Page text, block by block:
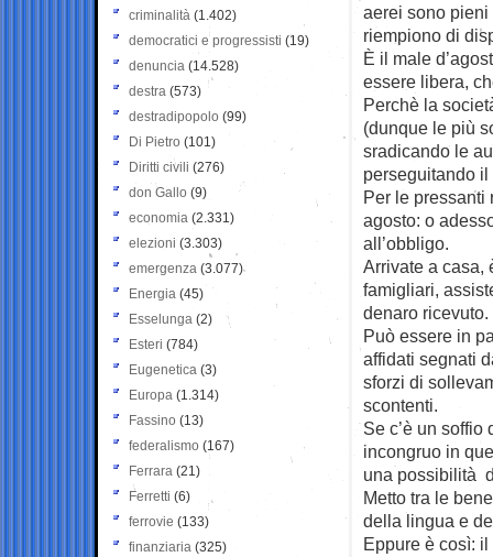
aerei sono
riempiono di
È il male
essere libera,
Perchè la
(dunque le più
sradicando le
perseguitando
Per le pressanti
agosto: o
all’obbligo.
Arrivate a casa,
famigliari,
denaro
Può essere in
affidati segnati
sforzi di
scontenti.
Se c’è un
incongruo in
una possibilità
Metto tra le
della lingua e
Eppure è così:
criminalità (1.402)
democratici e progressisti (19)
denuncia (14.528)
destra (573)
destradipopolo (99)
Di Pietro (101)
Diritti civili (276)
don Gallo (9)
economia (2.331)
elezioni (3.303)
emergenza (3.077)
Energia (45)
Esselunga (2)
Esteri (784)
Eugenetica (3)
Europa (1.314)
Fassino (13)
federalismo (167)
Ferrara (21)
Ferretti (6)
ferrovie (133)
finanziaria (325)